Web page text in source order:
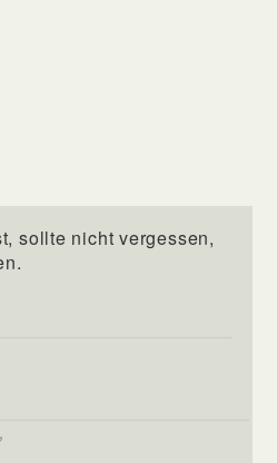
sollte nicht vergessen,